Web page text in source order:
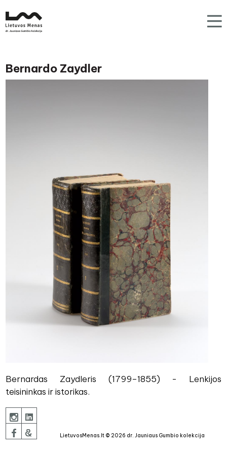
Bernardo Zaydler
Bernardas Zaydleris (1799–1855) - Lenkijos
teisininkas ir istorikas.
LietuvosMenas.lt © 2026 dr. Jauniaus Gumbio kolekcija